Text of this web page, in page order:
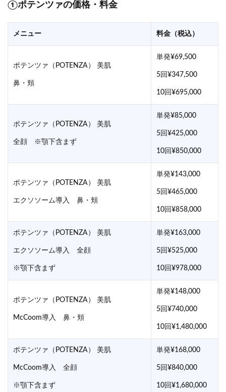
①ポテンツァの価格・料金
メニュー 料金（税込）
ポテンツァ（POTENZA） 美肌
鼻・頬
単発¥69,500
5回¥347,500
10回¥695,000
ポテンツァ（POTENZA） 美肌
全顔 ※顎下含まず
単発¥85,000
5回¥425,000
10回¥850,000
ポテンツァ（POTENZA） 美肌
エクソソーム導入 鼻・頬
単発¥143,000
5回¥465,000
10回¥858,000
ポテンツァ（POTENZA） 美肌
エクソソーム導入 全顔
※顎下含まず
単発¥163,000
5回¥525,000
10回¥978,000
ポテンツァ（POTENZA） 美肌
McCoom導入 鼻・頬
単発¥148,000
5回¥740,000
10回¥1,480,000
ポテンツァ（POTENZA） 美肌
McCoom導入 全顔
※顎下含まず
単発¥168,000
5回¥840,000
10回¥1,680,000